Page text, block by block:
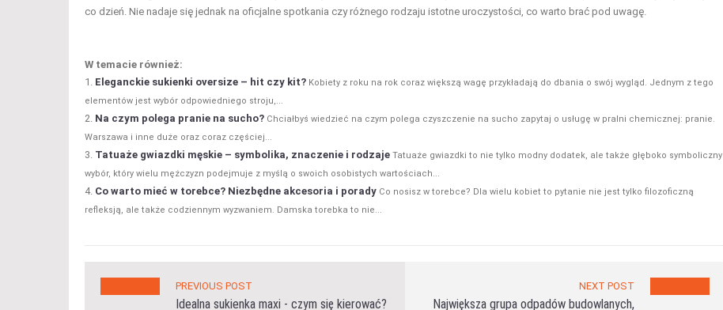
co dzień. Nie nadaje się jednak na oficjalne spotkania czy różnego rodzaju istotne uroczystości, co warto brać pod uwagę.
W temacie również:
Eleganckie sukienki oversize – hit czy kit? Kobiety z roku na rok coraz większą wagę przykładają do dbania o swój wygląd. Jednym z tego
elementów jest wybór odpowiedniego stroju,...
Na czym polega pranie na sucho? Chciałbyś wiedzieć na czym polega czyszczenie na sucho zapytaj o usługę w pralni chemicznej: pranie.
Warszawa i inne duże oraz coraz częściej...
Tatuaże gwiazdki męskie – symbolika, znaczenie i rodzaje Tatuaże gwiazdki to nie tylko modny dodatek, ale także głęboko symboliczny
wybór, który wielu mężczyzn podejmuje z myślą o swoich osobistych wartościach...
Co warto mieć w torebce? Niezbędne akcesoria i porady Co nosisz w torebce? Dla wielu kobiet to pytanie nie jest tylko filozoficzną
refleksją, ale także codziennym wyzwaniem. Damska torebka to nie...
PREVIOUS POST
Idealna sukienka maxi - czym się kierować?
NEXT POST
Największa grupa odpadów budowlanych,